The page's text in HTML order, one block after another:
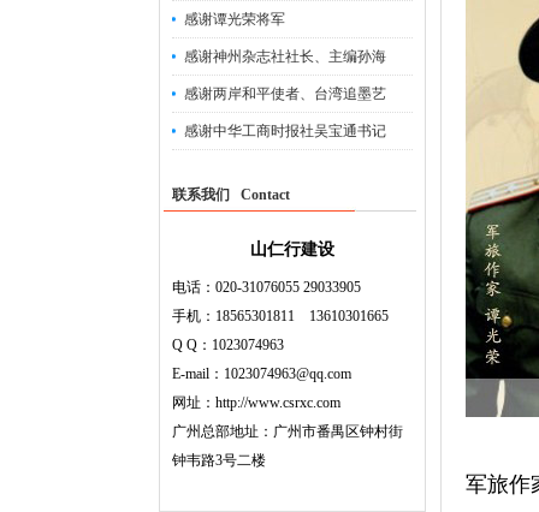
感谢谭光荣将军
感谢神州杂志社社长、主编孙海
感谢两岸和平使者、台湾追墨艺
感谢中华工商时报社吴宝通书记
联系我们 Contact
山仁行建设
电话：020-31076055 29033905
手机：18565301811 13610301665
Q Q：1023074963
E-mail：1023074963@qq.com
网址：http://www.csrxc.com
广州总部地址：广州市番禺区钟村街
钟韦路3号二楼
军旅作